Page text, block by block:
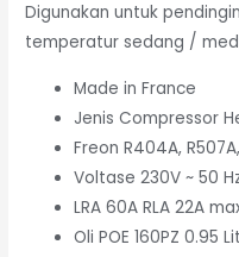
Digunakan untuk
temperatur sedang /
Made in France
Jenis Compressor
Freon R404A,
Voltase 230V ~ 50
LRA 60A RLA 22A
Oli POE 160PZ 0.95